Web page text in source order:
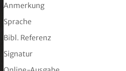
Anmerkung
Sprache
Bibl. Referenz
Signatur